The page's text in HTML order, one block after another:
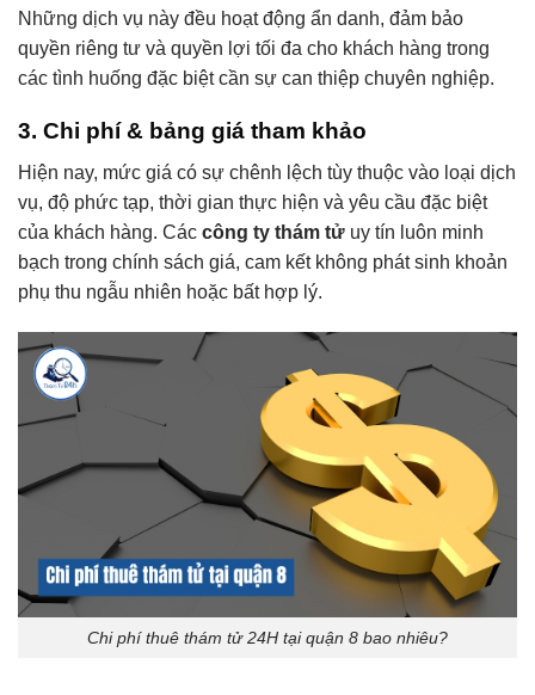
Những dịch vụ này đều hoạt động ẩn danh, đảm bảo
quyền riêng tư và quyền lợi tối đa cho khách hàng trong
các tình huống đặc biệt cần sự can thiệp chuyên nghiệp.
3. Chi phí & bảng giá tham khảo
Hiện nay, mức giá có sự chênh lệch tùy thuộc vào loại dịch
vụ, độ phức tạp, thời gian thực hiện và yêu cầu đặc biệt
của khách hàng. Các công ty thám tử uy tín luôn minh
bạch trong chính sách giá, cam kết không phát sinh khoản
phụ thu ngẫu nhiên hoặc bất hợp lý.
Chi phí thuê thám tử 24H tại quận 8 bao nhiêu?